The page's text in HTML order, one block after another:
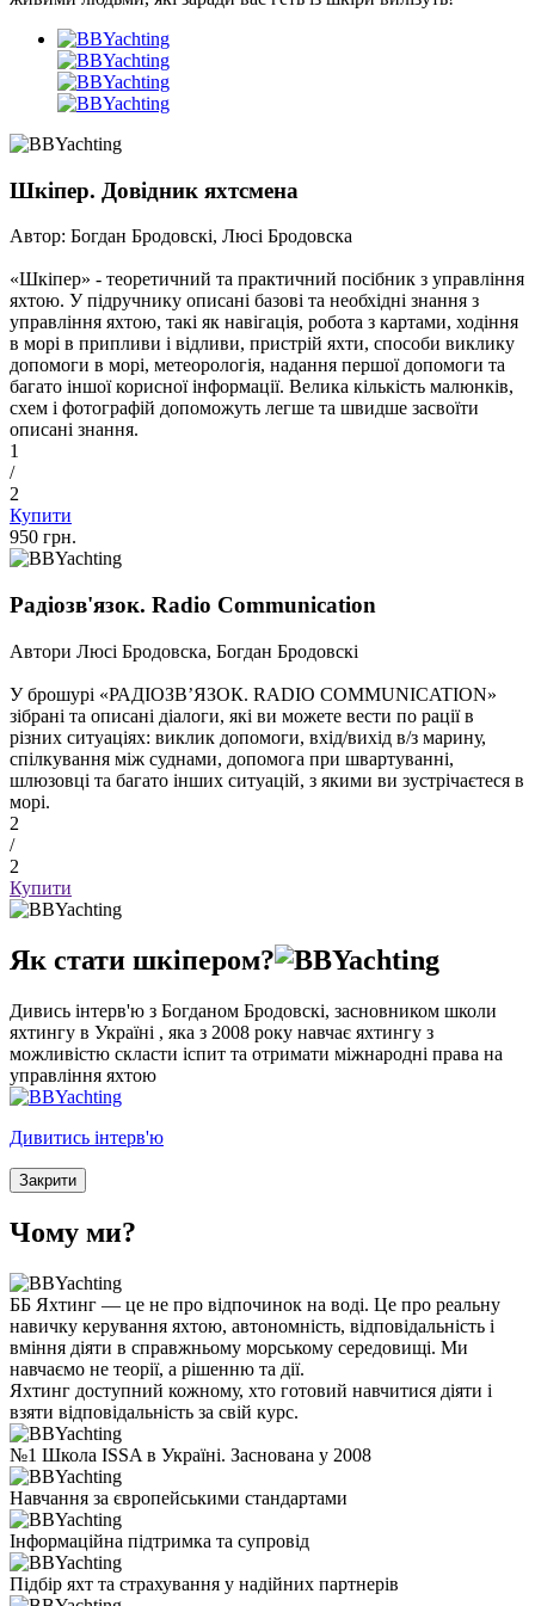
Шкіпер. Довідник яхтсмена
Автор: Богдан Бродовскі, Люсі Бродовска
«Шкіпер» - теоретичний та практичний посібник з управління
яхтою. У підручнику описані базові та необхідні знання з
управління яхтою, такі як навігація, робота з картами, ходіння
в морі в припливи і відливи, пристрій яхти, способи виклику
допомоги в морі, метеорологія, надання першої допомоги та
багато іншої корисної інформації. Велика кількість малюнків,
схем і фотографій допоможуть легше та швидше засвоїти
описані знання.
1
/
2
Купити
950 грн.
Радіозв'язок. Radio Communication
Автори Люсі Бродовска, Богдан Бродовскі
У брошурі «РАДІОЗВ’ЯЗОК. RADIO COMMUNICATION»
зібрані та описані діалоги, які ви можете вести по рації в
різних ситуаціях: виклик допомоги, вхід/вихід в/з марину,
спілкування між суднами, допомога при швартуванні,
шлюзовці та багато інших ситуацій, з якими ви зустрічаєтеся в
морі.
2
/
2
Купити
Як стати шкіпером?
Дивись інтерв'ю з Богданом Бродовскі, засновником школи
яхтингу в Україні , яка з 2008 року навчає яхтингу з
можливістю скласти іспит та отримати міжнародні права на
управління яхтою
Дивитись інтерв'ю
Закрити
Чому ми?
ББ Яхтинг — це не про відпочинок на воді. Це про реальну
навичку керування яхтою, автономність, відповідальність і
вміння діяти в справжньому морському середовищі. Ми
навчаємо не теорії, а рішенню та дії.
Яхтинг доступний кожному, хто готовий навчитися діяти і
взяти відповідальність за свій курс.
№1 Школа ISSA в Україні. Заснована у 2008
Навчання за європейськими стандартами
Інформаційна підтримка та супровід
Підбір яхт та страхування у надійних партнерів